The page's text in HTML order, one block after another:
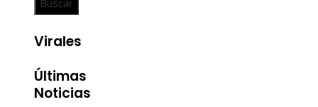
Virales
Últimas
Noticias